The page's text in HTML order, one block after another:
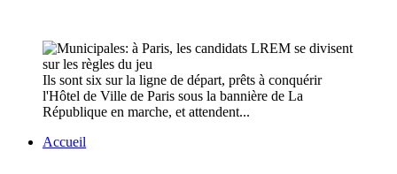
Ils sont six sur la ligne de départ, prêts à conquérir
l'Hôtel de Ville de Paris sous la bannière de La
République en marche, et attendent...
Accueil